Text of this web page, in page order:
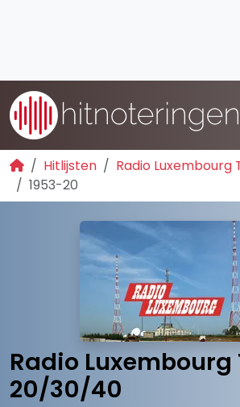
Hitlijsten
Radio
1953-20
Radio Luxembourg
20/30/40